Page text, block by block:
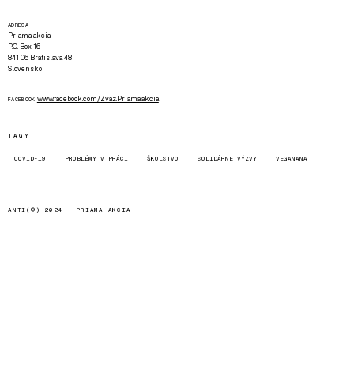
ADRESA
Priama akcia
P.O. Box 16
841 06 Bratislava 48
Slovensko
FACEBOOK www.facebook.com/Zvaz.Priama.akcia
TAGY
COVID-19 PROBLÉMY V PRÁCI ŠKOLSTVO SOLIDÁRNE VÝZVY VEGANANA
ANTI(©) 2024 - PRIAMA AKCIA